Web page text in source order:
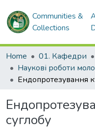
Communities &
Collections
Home 01. Кафедри
суглобу